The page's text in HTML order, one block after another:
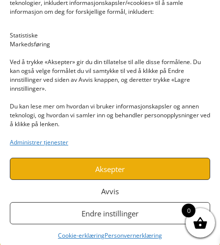
teknologier, inkludert informasjonskapsler/«cookies» til å samle
informasjon om deg for forskjellige formål, inkludert:
Statistiske
Markedsføring
Ved å trykke «Aksepter» gir du din tillatelse til alle disse formålene. Du
kan også velge formålet du vil samtykke til ved å klikke på Endre
innstillinger ved siden av Avvis knappen, og deretter trykke «Lagre
innstillinger».
Du kan lese mer om hvordan vi bruker informasjonskapsler og annen
teknologi, og hvordan vi samler inn og behandler personopplysninger ved
å klikke på lenken.
Administrer tjenester
Aksepter
Avvis
Endre instillinger
Cookie-erklæringPersonvernerklæring
INFORMASJON
Personvern
Utviklet avwww.webshop1.no
0